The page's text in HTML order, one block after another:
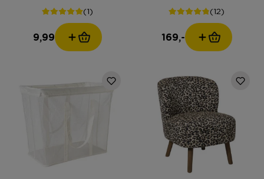
(1)
9,99
(12)
169,-